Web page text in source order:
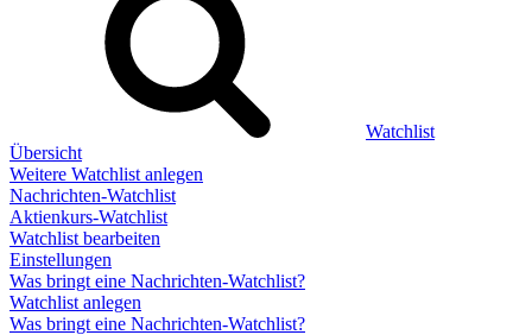
Watchlist
Übersicht
Weitere Watchlist anlegen
Nachrichten-Watchlist
Aktienkurs-Watchlist
Watchlist bearbeiten
Einstellungen
Was bringt eine Nachrichten-Watchlist?
Watchlist anlegen
Was bringt eine Nachrichten-Watchlist?